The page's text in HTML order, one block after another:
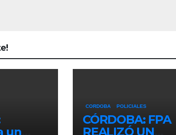
un
CORDOBA POLICIALES
CÓRDOBA: FPA
REALIZÓ UN